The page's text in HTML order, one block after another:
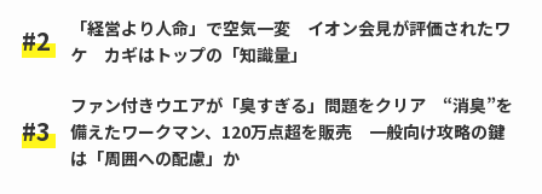
「経営より人命」で空気一変 イオン会見が評価されたワ
ケ カギはトップの「知識量」
ファン付きウエアが「臭すぎる」問題をクリア “消臭”を
備えたワークマン、120万点超を販売 一般向け攻略の鍵
は「周囲への配慮」か